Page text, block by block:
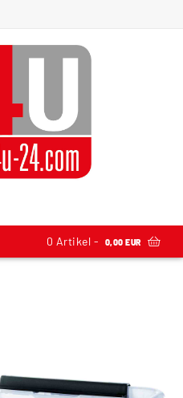
0 Artikel - 0,00 EUR